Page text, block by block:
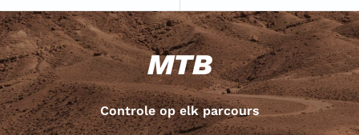
MTB
Controle op elk parcours